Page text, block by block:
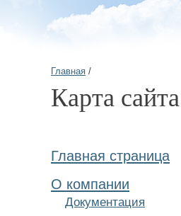
Главная /
Карта сайта
Главная страница
О компании
Документация